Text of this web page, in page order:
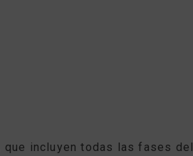
que incluyen todas las fases del